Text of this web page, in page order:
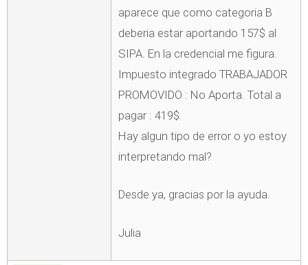
aparece que como categoria B
deberia estar aportando 157$ al
SIPA. En la credencial me figura.
Impuesto integrado TRABAJADOR
PROMOVIDO : No Aporta. Total a
pagar : 419$
Hay algun tipo de error o yo estoy
interpretando mal?
Desde ya, gracias por la ayuda.
Julia